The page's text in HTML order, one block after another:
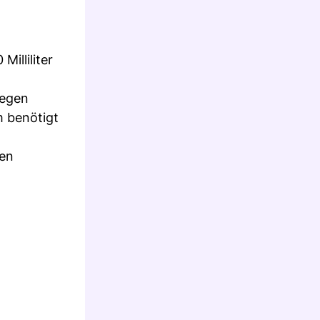
Milliliter
benötigt